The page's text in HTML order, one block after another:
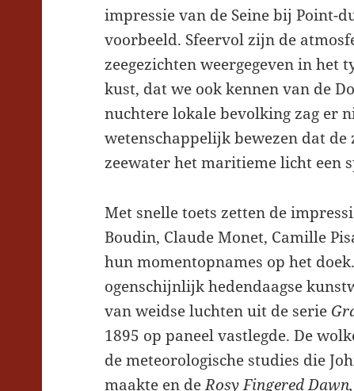
impressie van de Seine bij Point-
voorbeeld. Sfeervol zijn de
zeegezichten weergegeven in het
kust, dat we ook kennen van de
nuchtere lokale bevolking zag er
wetenschappelijk bewezen dat
zeewater het maritieme licht een
Met snelle toets zetten de
Boudin, Claude Monet, Camille
hun momentopnames op het
ogenschijnlijk hedendaagse
van weidse luchten uit de serie
1895 op paneel vastlegde. De
de meteorologische studies die
maakte en deRosy Fingered Dawn,